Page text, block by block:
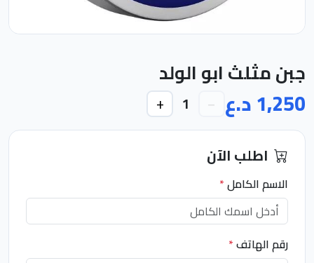
جبن مثلث ابو الولد
1,250 د.ع −
1
+
اطلب الآن
الاسم الكامل*
رقم الهاتف*